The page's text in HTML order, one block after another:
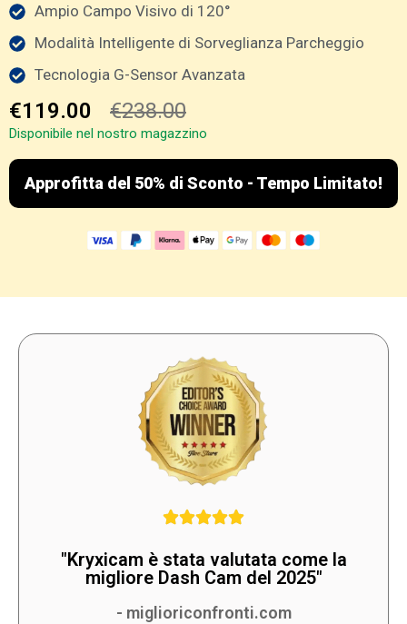
Ampio Campo Visivo di 120°
Modalità Intelligente di Sorveglianza Parcheggio
Tecnologia G-Sensor Avanzata
€119.00 €238.00
Disponibile nel nostro magazzino
Approfitta del 50% di Sconto - Tempo Limitato!
"Kryxicam è stata valutata come la
migliore Dash Cam del 2025"
- miglioriconfronti.com